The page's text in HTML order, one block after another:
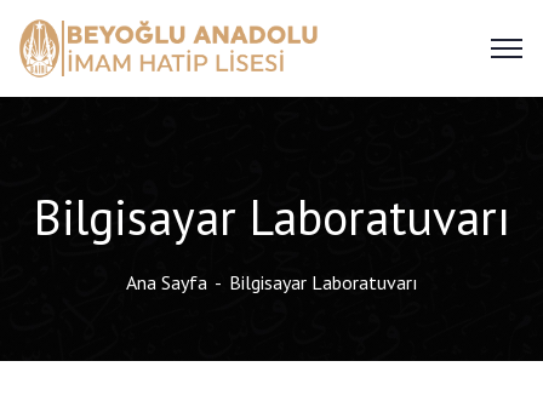
Bilgisayar Laboratuvarı
Ana Sayfa Bilgisayar Laboratuvarı